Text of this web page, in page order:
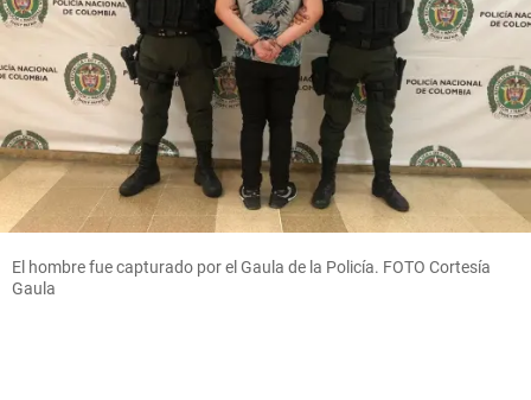
El hombre fue capturado por el Gaula de la Policía. FOTO Cortesía
Gaula